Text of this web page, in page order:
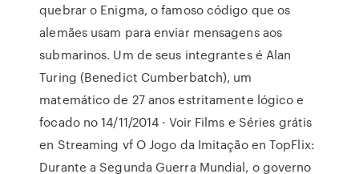
quebrar o Enigma, o famoso código que os
alemães usam para enviar mensagens aos
submarinos. Um de seus integrantes é Alan
Turing (Benedict Cumberbatch), um
matemático de 27 anos estritamente lógico e
focado no 14/11/2014 · Voir Films e Séries grátis
en Streaming vf O Jogo da Imitação en TopFlix:
Durante a Segunda Guerra Mundial, o governo